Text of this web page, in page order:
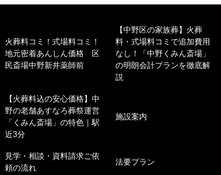
火葬料コミ！式場料コミ！
地元密着あんしん価格 区
民斎場中野新井薬師前
【中野区の家族葬】火葬
料・式場料コミで追加費用
なし！「中野くみん斎場」
の明朗会計プランを徹底解
説
【火葬料込の安心価格】中
野の老舗あすなろ葬祭運営
「くみん斎場」の特色｜駅
近3分
施設案内
見学・相談・資料請求ご依
頼の流れ
法要プラン